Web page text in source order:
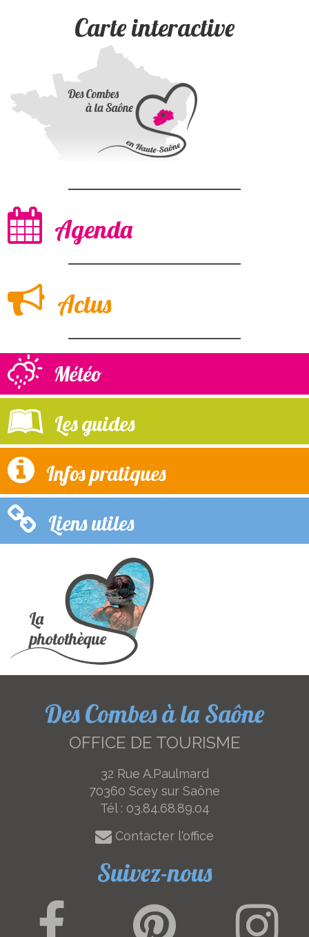
Carte interactive
Agenda
Actus
Météo
Les guides
Infos pratiques
Liens utiles
Des Combes à la Saône
OFFICE DE TOURISME
32 Rue A.Paulmard
70360 Scey sur Saône
Tél : 03.84.68.89.04
Contacter l'office
Suivez-nous